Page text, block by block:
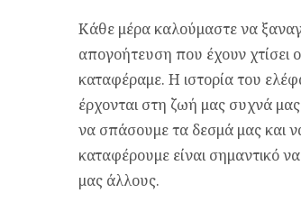
Κάθε μέρα καλούμαστε να
απογοήτευση που έχουν χτίσει
καταφέραμε. Η ιστορία του
έρχονται στη ζωή μας συχνά
να σπάσουμε τα δεσμά μας και
καταφέρουμε είναι σημαντικό
μας άλλους.